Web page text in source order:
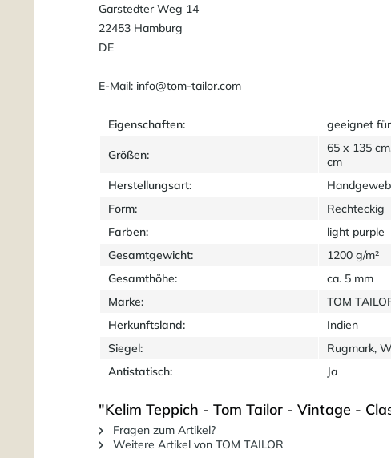
Garstedter Weg 14
22453 Hamburg
DE
E-Mail: info@tom-tailor.com
Eigenschaften: geeignet
Größen:
65 x 135
cm
Herstellungsart:
Form:
Rechteckig
Farben:
light purple
Gesamtgewicht:
1200 g/m²
Gesamthöhe:
ca. 5 mm
Marke:
TOM
Herkunftsland:
Indien
Siegel:
Rugmark,
Antistatisch:
Ja
"Kelim Teppich - Tom Tailor - Vintage -
Fragen zum Artikel?
Weitere Artikel von TOM TAILOR